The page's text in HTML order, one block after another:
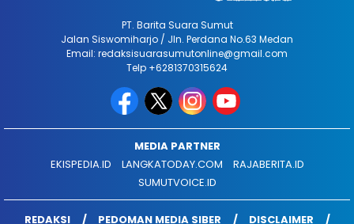
PT. Barita Suara Sumut
Jalan Siswomiharjo / Jln. Perdana No.63 Medan
Email: redaksisuarasumutonline@gmail.com
Telp +6281370315624
MEDIA PARTNER
EKISPEDIA.ID
LANGKATODAY.COM
RAJABERITA.ID
SUMUTVOICE.ID
REDAKSI PEDOMAN MEDIA SIBER DISCLAIMER